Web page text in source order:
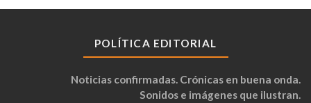
POLÍTICA EDITORIAL
Noticias confirmadas. Crónicas en buena onda.
Sonidos e imágenes que ilustran.